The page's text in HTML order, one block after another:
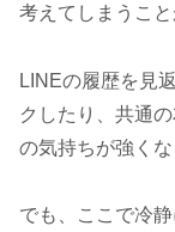
考えてしまうこと
LINEの履歴を見
クしたり、共通
の気持ちが強くな
でも、ここで冷